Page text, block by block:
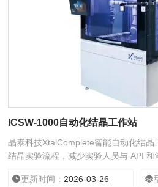
ICSW-1000自动化结晶工作站
晶泰科技XtalComplete智能自动化结
结晶实验流程，减少实验人员与 API
来，更多用于实验设计、数据分析和特
更新时间： 2026-03-26